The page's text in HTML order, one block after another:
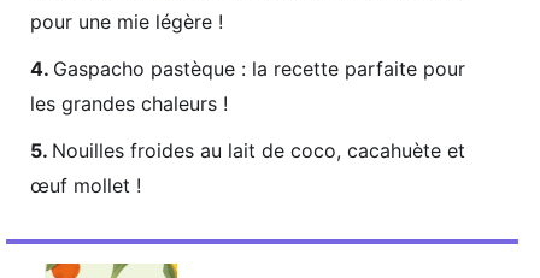
pour une mie légère !
Gaspacho pastèque : la recette parfaite pour
les grandes chaleurs !
Nouilles froides au lait de coco, cacahuète et
œuf mollet !